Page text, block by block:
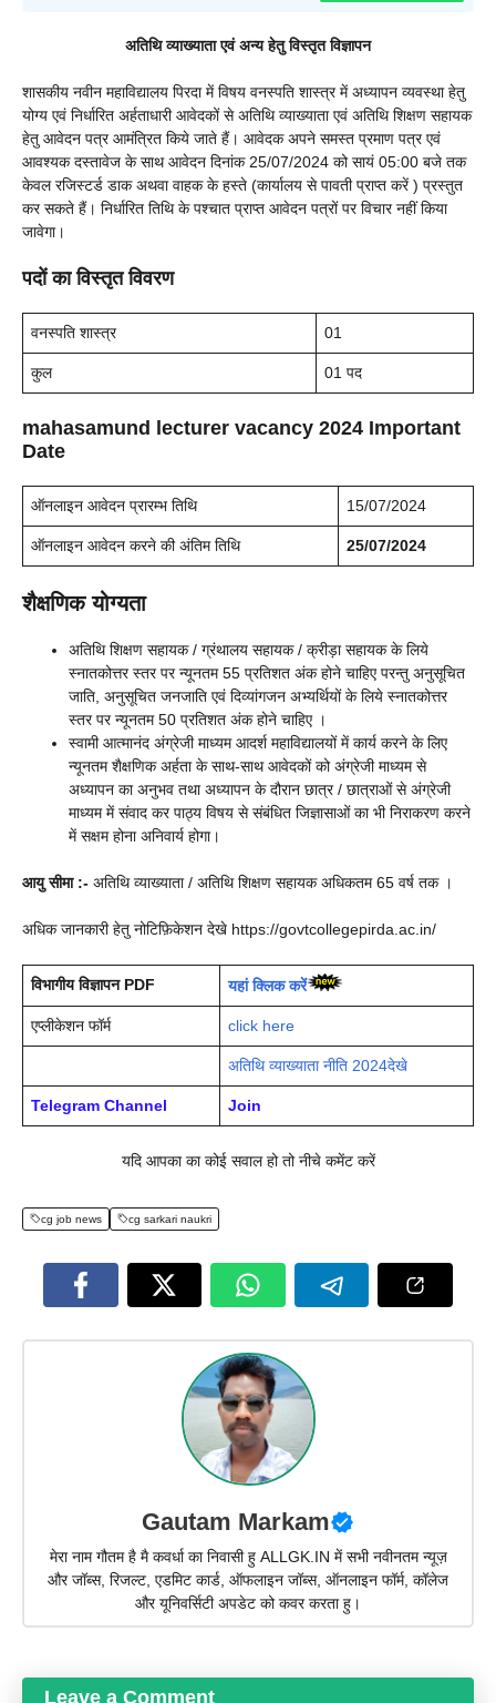
अतिथि व्याख्याता एवं अन्य हेतु विस्तृत विज्ञापन
शासकीय नवीन महाविद्यालय पिरदा में विषय वनस्पति शास्त्र में अध्यापन व्यवस्था हेतु
योग्य एवं निर्धारित अर्हताधारी आवेदकों से अतिथि व्याख्याता एवं अतिथि शिक्षण सहायक
हेतु आवेदन पत्र आमंत्रित किये जाते हैं। आवेदक अपने समस्त प्रमाण पत्र एवं
आवश्यक दस्तावेज के साथ आवेदन दिनांक 25/07/2024 को सायं 05:00 बजे तक
केवल रजिस्टर्ड डाक अथवा वाहक के हस्ते (कार्यालय से पावती प्राप्त करें ) प्रस्तुत
कर सकते हैं। निर्धारित तिथि के पश्चात प्राप्त आवेदन पत्रों पर विचार नहीं किया
जावेगा।
पदों का विस्तृत विवरण
वनस्पति शास्त्र 01
कुल 01 पद
mahasamund lecturer vacancy 2024 Important
Date
ऑनलाइन आवेदन प्रारम्भ तिथि 15/07/2024
ऑनलाइन आवेदन करने की अंतिम तिथि 25/07/2024
शैक्षणिक योग्यता
अतिथि शिक्षण सहायक / ग्रंथालय सहायक / क्रीड़ा सहायक के लिये
स्नातकोत्तर स्तर पर न्यूनतम 55 प्रतिशत अंक होने चाहिए परन्तु अनुसूचित
जाति, अनुसूचित जनजाति एवं दिव्यांगजन अभ्यर्थियों के लिये स्नातकोत्तर
स्तर पर न्यूनतम 50 प्रतिशत अंक होने चाहिए ।
स्वामी आत्मानंद अंग्रेजी माध्यम आदर्श महाविद्यालयों में कार्य करने के लिए
न्यूनतम शैक्षणिक अर्हता के साथ-साथ आवेदकों को अंग्रेजी माध्यम से
अध्यापन का अनुभव तथा अध्यापन के दौरान छात्र / छात्राओं से अंग्रेजी
माध्यम में संवाद कर पाठ्य विषय से संबंधित जिज्ञासाओं का भी निराकरण करने
में सक्षम होना अनिवार्य होगा।
आयु सीमा :- अतिथि व्याख्याता / अतिथि शिक्षण सहायक अधिकतम 65 वर्ष तक ।
अधिक जानकारी हेतु नोटिफ़िकेशन देखे https://govtcollegepirda.ac.in/
विभागीय विज्ञापन PDF यहां क्लिक करें
एप्लीकेशन फॉर्म click here
अतिथि व्याख्याता नीति 2024देखे
Telegram Channel Join
यदि आपका का कोई सवाल हो तो नीचे कमेंट करें
cg job news cg sarkari naukri
Gautam Markam
मेरा नाम गौतम है मै कवर्धा का निवासी हु ALLGK.IN में सभी नवीनतम न्यूज़
और जॉब्स, रिजल्ट, एडमिट कार्ड, ऑफलाइन जॉब्स, ऑनलाइन फॉर्म, कॉलेज
और यूनिवर्सिटी अपडेट को कवर करता हु।
Leave a Comment